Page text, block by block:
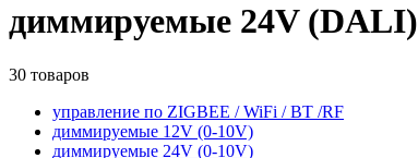
диммируемые 24V (DALI)
30 товаров
управление по ZIGBEE / WiFi / BT /RF
диммируемые 12V (0-10V)
диммируемые 24V (0-10V)